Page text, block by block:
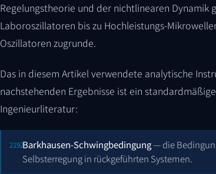
Regelungstheorie und der nichtlinearen Dynamik
Laboroszillatoren bis zu Hochleistungs-
Oszillatoren zugrunde.
Das in diesem Artikel verwendete analytische
nachstehenden Ergebnisse ist ein
Ingenieurliteratur:
Barkhausen-Schwingbedingung— die
Selbsterregung in rückgeführten Systemen.